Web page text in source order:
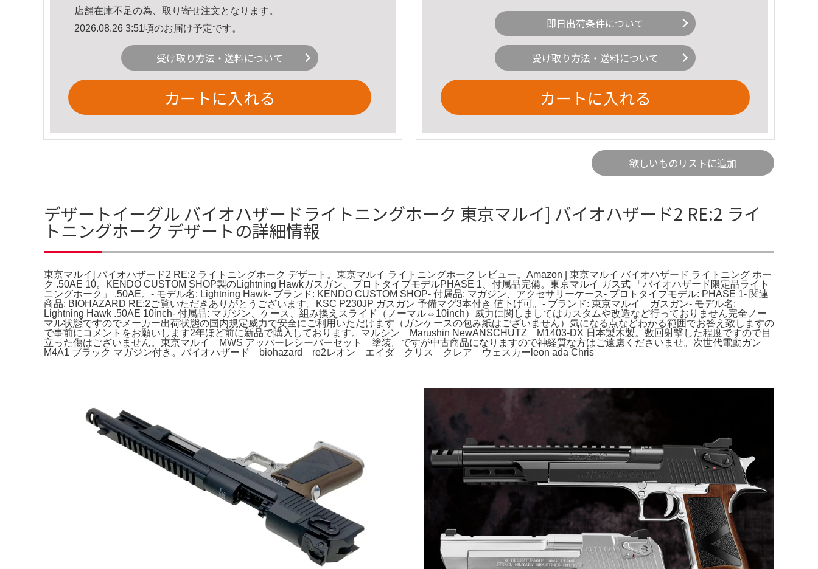
店舗在庫不足の為、取り寄せ注文となります。
2026.08.26 3:51頃のお届け予定です。
受け取り方法・送料について
カートに入れる
即日出荷条件について
受け取り方法・送料について
カートに入れる
欲しいものリストに追加
デザートイーグル バイオハザードライトニングホーク 東京マルイ] バイオハザード2 RE:2 ライ
トニングホーク デザートの詳細情報
東京マルイ] バイオハザード2 RE:2 ライトニングホーク デザート。東京マルイ ライトニングホーク レビュー。Amazon | 東京マルイ バイオハザード ライトニング ホー
ク .50AE 10。KENDO CUSTOM SHOP製のLightning Hawkガスガン、プロトタイプモデルPHASE 1、付属品完備。東京マルイ ガス式 「バイオハザード限定品ライト
ニングホーク」 .50AE。- モデル名: Lightning Hawk- ブランド: KENDO CUSTOM SHOP- 付属品: マガジン、アクセサリーケース- プロトタイプモデル: PHASE 1- 関連
商品: BIOHAZARD RE:2ご覧いただきありがとうございます。KSC P230JP ガスガン 予備マグ3本付き 値下げ可。- ブランド: 東京マルイ ガスガン- モデル名:
Lightning Hawk .50AE 10inch- 付属品: マガジン、ケース、組み換えスライド（ノーマル⇔10inch）威力に関しましてはカスタムや改造など行っておりません完全ノー
マル状態ですのでメーカー出荷状態の国内規定威力で安全にご利用いただけます（ガンケースの包み紙はございません）気になる点などわかる範囲でお答え致しますの
で事前にコメントをお願いします2年ほど前に新品で購入しております。マルシン Marushin NewANSCHUTZ M1403-DX 日本製木製。数回射撃した程度ですので目
立った傷はございません。東京マルイ MWS アッパーレシーバーセット 塗装。ですが中古商品になりますので神経質な方はご遠慮くださいませ。次世代電動ガン
M4A1 ブラック マガジン付き。バイオハザード biohazard re2レオン エイダ クリス クレア ウェスカーleon ada Chris